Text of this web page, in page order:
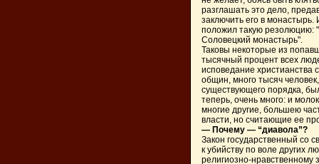
разглашать это дело,
заключить его в
положил такую резолюцию:
Соловецкий монастырь".
Таковы некоторые из
тысячный процент всех
исповедание христианства
общин, много тысяч
существующего порядка,
теперь, очень много: и
многие другие, большею
власти, но считающие ее
— Почему — “диавола”?
Закон государственный со
к убийству по воле других
религиозно-нравственному